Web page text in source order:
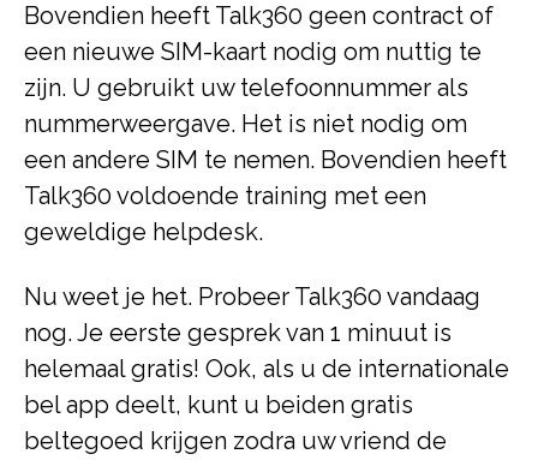
Bovendien heeft Talk360 geen contract of
een nieuwe SIM-kaart nodig om nuttig te
zijn. U gebruikt uw telefoonnummer als
nummerweergave. Het is niet nodig om
een andere SIM te nemen. Bovendien heeft
Talk360 voldoende training met een
geweldige helpdesk.
Nu weet je het. Probeer Talk360 vandaag
nog. Je eerste gesprek van 1 minuut is
helemaal gratis! Ook, als u de internationale
bel app deelt, kunt u beiden gratis
beltegoed krijgen zodra uw vriend de